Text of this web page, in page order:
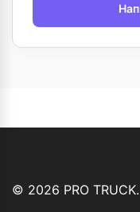
© 2026 PRO TRUCK.